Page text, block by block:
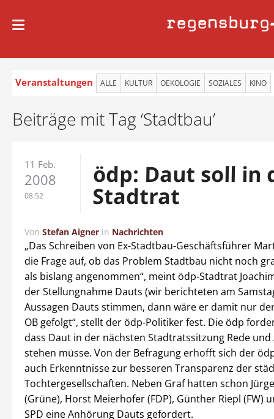
regensburg
Veranstaltungen ALLE KULTUR OEKOLOGIE SOZIALES KINO
Beiträge mit Tag ‘Stadtbau’
11 Feb.
2008
08:52
ödp: Daut soll in
Stadtrat
Von Stefan Aigner in Nachrichten
„Das Schreiben von Ex-Stadtbau-Geschäftsführer
die Frage auf, ob das Problem Stadtbau nicht noch
als bislang angenommen“, meint ödp-Stadtrat
der Stellungnahme Dauts (wir berichteten am
Aussagen Dauts stimmen, dann wäre er damit nur
OB gefolgt“, stellt der ödp-Politiker fest. Die ödp
dass Daut in der nächsten Stadtratssitzung Rede
stehen müsse. Von der Befragung erhofft sich der
auch Erkenntnisse zur besseren Transparenz der
Tochtergesellschaften. Neben Graf hatten schon
(Grüne), Horst Meierhofer (FDP), Günther Riepl (FW)
SPD eine Anhörung Dauts gefordert.